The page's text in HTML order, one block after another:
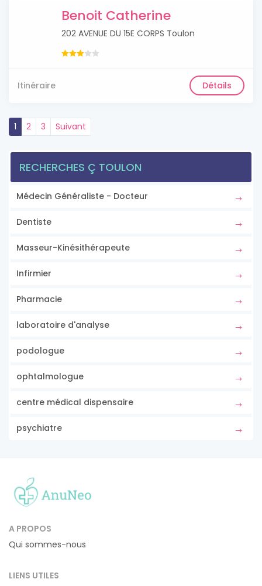
Benoit Catherine
202 AVENUE DU 15E CORPS Toulon
Itinéraire Détails
1 2 3 Suivant
RECHERCHES Ç TOULON
Médecin Généraliste - Docteur
Dentiste
Masseur-Kinésithérapeute
Infirmier
Pharmacie
laboratoire d'analyse
podologue
ophtalmologue
centre médical dispensaire
psychiatre
A PROPOS
Qui sommes-nous
LIENS UTILES